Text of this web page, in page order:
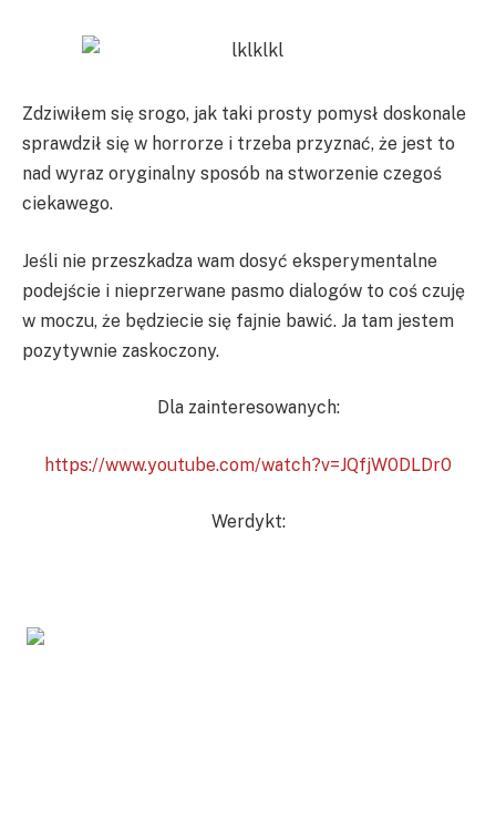
Zdziwiłem się srogo, jak taki prosty pomysł doskonale
sprawdził się w horrorze i trzeba przyznać, że jest to
nad wyraz oryginalny sposób na stworzenie czegoś
ciekawego.
Jeśli nie przeszkadza wam dosyć eksperymentalne
podejście i nieprzerwane pasmo dialogów to coś czuję
w moczu, że będziecie się fajnie bawić. Ja tam jestem
pozytywnie zaskoczony.
Dla zainteresowanych:
https://www.youtube.com/watch?v=JQfjW0DLDr0
Werdykt: